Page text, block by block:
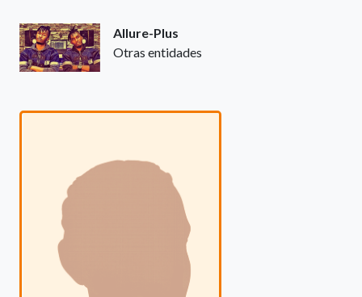
Allure-Plus
Otras entidades